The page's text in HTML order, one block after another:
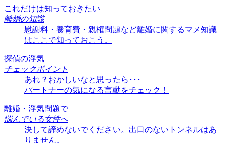
これだけは知っておきたい
離婚の知識
慰謝料・養育費・親権問題など離婚に関するマメ知識
はここで知っておこう。
探偵の浮気
チェックポイント
あれ？おかしいなと思ったら･･･
パートナーの気になる言動をチェック！
離婚・浮気問題で
悩んでいる女性へ
決して諦めないでください。出口のないトンネルはあ
りません。